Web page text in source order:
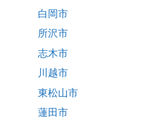
白岡市
所沢市
志木市
川越市
東松山市
蓮田市